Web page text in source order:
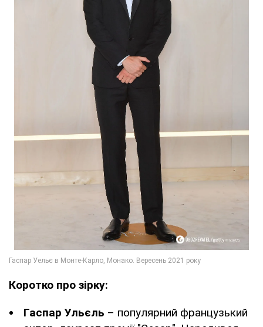
Коротко про зірку:
Гаспар Ульєль – популярний французький